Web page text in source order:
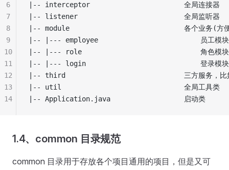
|-- interceptor                       全局连接器
|-- listener                          全局监听器
|-- module                            各个业务(方便将
|-- |--- employee                         员工模块
|-- |--- role                             角色模块
|-- |--- login                            登录模块
|-- third                             三方服务，比如
|-- util                              全局工具类
|-- Application.java                  启动类
6
7
8
9
10
11
12
13
14
1.4、common 目录规范
common 目录用于存放各个项目通用的项目，但是又可